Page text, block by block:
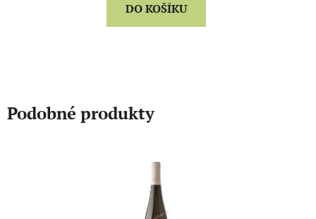
DO KOŠÍKU
Podobné produkty